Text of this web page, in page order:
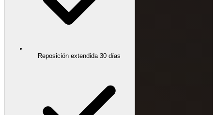
Reposición extendida 30 días